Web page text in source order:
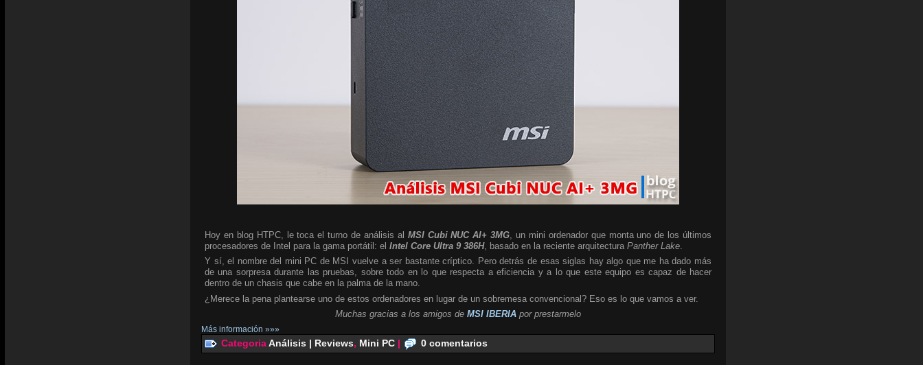
Hoy en blog HTPC, le toca el turno de análisis al MSI Cubi NUC AI+ 3MG , un mini ordenador que monta uno de los últimos
procesadores de Intel para la gama portátil: el Intel Core Ultra 9 386H, basado en la reciente arquitectura Panther Lake
Y sí, el nombre del mini PC de MSI vuelve a ser bastante críptico. Pero detrás de esas siglas hay algo que me ha dado más
de una sorpresa durante las pruebas, sobre todo en lo que respecta a eficiencia y a lo que este equipo es capaz de hacer
dentro de un chasis que cabe en la palma de la mano.
¿Merece la pena plantearse uno de estos ordenadores en lugar de un sobremesa convencional? Eso es lo que vamos a ver.
Muchas gracias a los amigos de MSI IBERIA por prestarmelo
Más información »»»
CategoriaAnálisis | Reviews, Mini PC | 0 comentarios